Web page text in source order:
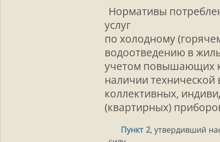
Нормативы
услуг
по холодному
водоотведению в
учетом повышающих
наличии технической
коллективных,
(квартирных)
Пункт 2, утвердивший